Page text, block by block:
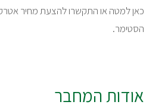
כאן למטה או התקשרו להצעת מחיר
הסטימר.
אודות המחבר